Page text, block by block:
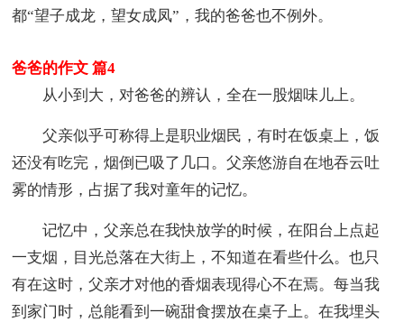
都“望子成龙，望女成凤”，我的爸爸也不例外。
爸爸的作文 篇4
从小到大，对爸爸的辨认，全在一股烟味儿上。
父亲似乎可称得上是职业烟民，有时在饭桌上，饭
还没有吃完，烟倒已吸了几口。父亲悠游自在地吞云吐
雾的情形，占据了我对童年的记忆。
记忆中，父亲总在我快放学的时候，在阳台上点起
一支烟，目光总落在大街上，不知道在看些什么。也只
有在这时，父亲才对他的香烟表现得心不在焉。每当我
到家门时，总能看到一碗甜食摆放在桌子上。在我埋头